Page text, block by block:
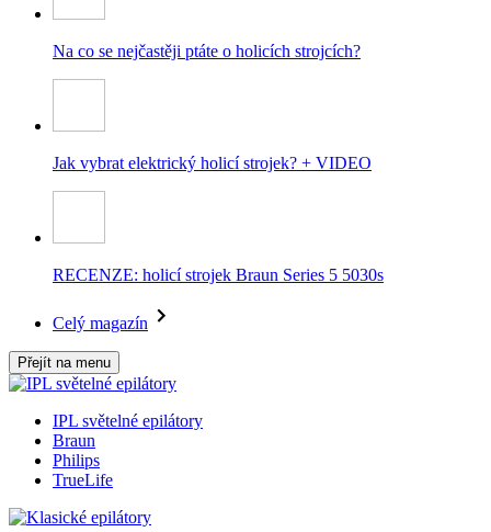
Na co se nejčastěji ptáte o holicích strojcích?
Jak vybrat elektrický holicí strojek? + VIDEO
RECENZE: holicí strojek Braun Series 5 5030s
Celý magazín
Přejít na menu
IPL světelné epilátory
Braun
Philips
TrueLife